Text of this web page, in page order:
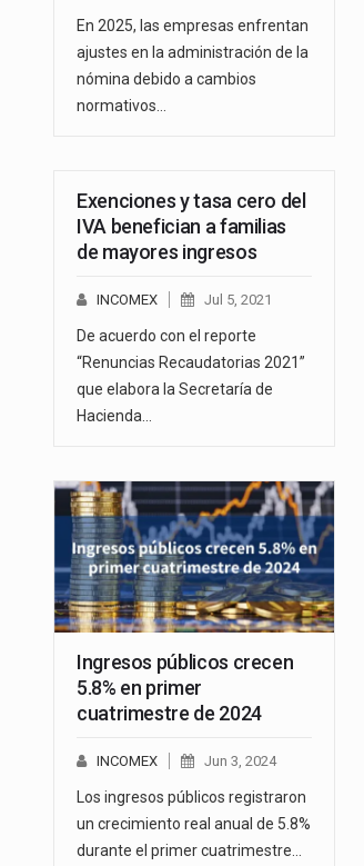
En 2025, las empresas enfrentan
ajustes en la administración de la
nómina debido a cambios
normativos…
Exenciones y tasa cero del
IVA benefician a familias
de mayores ingresos
INCOMEX Jul 5, 2021
De acuerdo con el reporte
“Renuncias Recaudatorias 2021”
que elabora la Secretaría de
Hacienda…
Ingresos públicos crecen
5.8% en primer
cuatrimestre de 2024
INCOMEX Jun 3, 2024
Los ingresos públicos registraron
un crecimiento real anual de 5.8%
durante el primer cuatrimestre…